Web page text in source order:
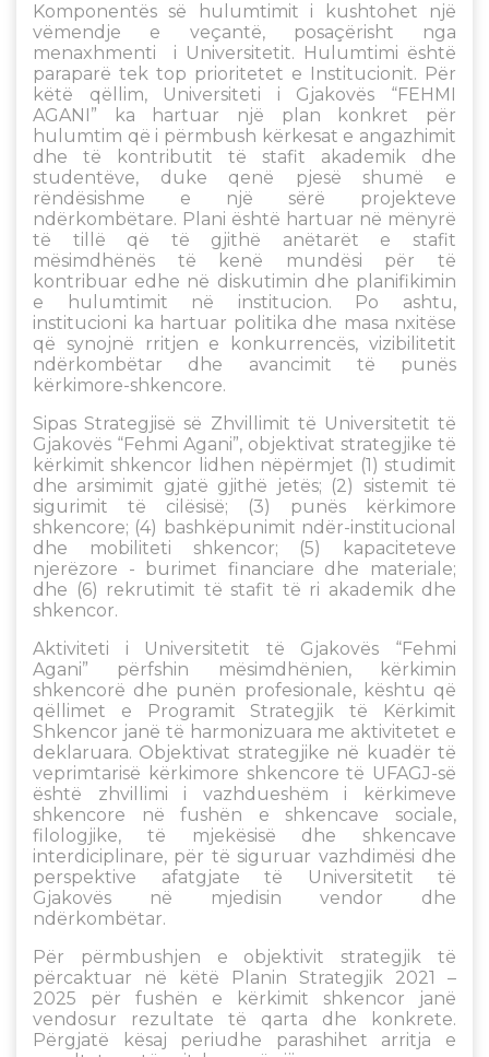
Komponentës së hulumtimit i kushtohet një
vëmendje e veçantë, posaçërisht nga
menaxhmenti i Universitetit. Hulumtimi është
paraparë tek top prioritetet e Institucionit. Për
këtë qëllim, Universiteti i Gjakovës “FEHMI
AGANI” ka hartuar një plan konkret për
hulumtim që i përmbush kërkesat e angazhimit
dhe të kontributit të stafit akademik dhe
studentëve, duke qenë pjesë shumë e
rëndësishme e një sërë projekteve
ndërkombëtare. Plani është hartuar në mënyrë
të tillë që të gjithë anëtarët e stafit
mësimdhënës të kenë mundësi për të
kontribuar edhe në diskutimin dhe planifikimin
e hulumtimit në institucion. Po ashtu,
institucioni ka hartuar politika dhe masa nxitëse
që synojnë rritjen e konkurrencës, vizibilitetit
ndërkombëtar dhe avancimit të punës
kërkimore-shkencore.
Sipas Strategjisë së Zhvillimit të Universitetit të
Gjakovës “Fehmi Agani”, objektivat strategjike të
kërkimit shkencor lidhen nëpërmjet (1) studimit
dhe arsimimit gjatë gjithë jetës; (2) sistemit të
sigurimit të cilësisë; (3) punës kërkimore
shkencore; (4) bashkëpunimit ndër-institucional
dhe mobiliteti shkencor; (5) kapaciteteve
njerëzore - burimet financiare dhe materiale;
dhe (6) rekrutimit të stafit të ri akademik dhe
shkencor.
Aktiviteti i Universitetit të Gjakovës “Fehmi
Agani” përfshin mësimdhënien, kërkimin
shkencorë dhe punën profesionale, kështu që
qëllimet e Programit Strategjik të Kërkimit
Shkencor janë të harmonizuara me aktivitetet e
deklaruara. Objektivat strategjike në kuadër të
veprimtarisë kërkimore shkencore të UFAGJ-së
është zhvillimi i vazhdueshëm i kërkimeve
shkencore në fushën e shkencave sociale,
filologjike, të mjekësisë dhe shkencave
interdiciplinare, për të siguruar vazhdimësi dhe
perspektive afatgjate të Universitetit të
Gjakovës në mjedisin vendor dhe
ndërkombëtar.
Për përmbushjen e objektivit strategjik të
përcaktuar në këtë Planin Strategjik 2021 –
2025 për fushën e kërkimit shkencor janë
vendosur rezultate të qarta dhe konkrete.
Përgjatë kësaj periudhe parashihet arritja e